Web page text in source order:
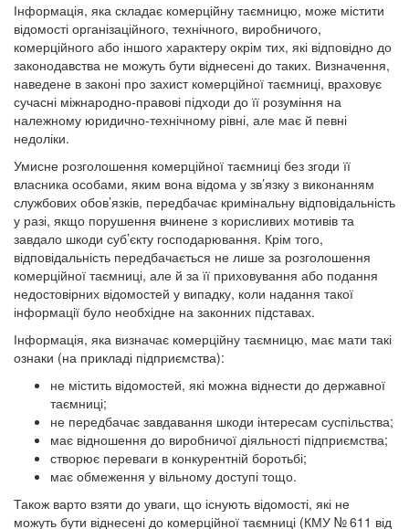
Інформація, яка складає комерційну таємницю, може містити
відомості організаційного, технічного, виробничого,
комерційного або іншого характеру окрім тих, які відповідно до
законодавства не можуть бути віднесені до таких. Визначення,
наведене в законі про захист комерційної таємниці, враховує
сучасні міжнародно-правові підходи до її розуміння на
належному юридично-технічному рівні, але має й певні
недоліки.
Умисне розголошення комерційної таємниці без згоди її
власника особами, яким вона відома у зв’язку з виконанням
службових обов’язків, передбачає кримінальну відповідальність
у разі, якщо порушення вчинене з корисливих мотивів та
завдало шкоди суб’єкту господарювання. Крім того,
відповідальність передбачається не лише за розголошення
комерційної таємниці, але й за її приховування або подання
недостовірних відомостей у випадку, коли надання такої
інформації було необхідне на законних підставах.
Інформація, яка визначає комерційну таємницю, має мати такі
ознаки (на прикладі підприємства):
не містить відомостей, які можна віднести до державної
таємниці;
не передбачає завдавання шкоди інтересам суспільства;
має відношення до виробничої діяльності підприємства;
створює переваги в конкурентній боротьбі;
має обмеження у вільному доступі тощо.
Також варто взяти до уваги, що існують відомості, які не
можуть бути віднесені до комерційної таємниці (КМУ № 611 від